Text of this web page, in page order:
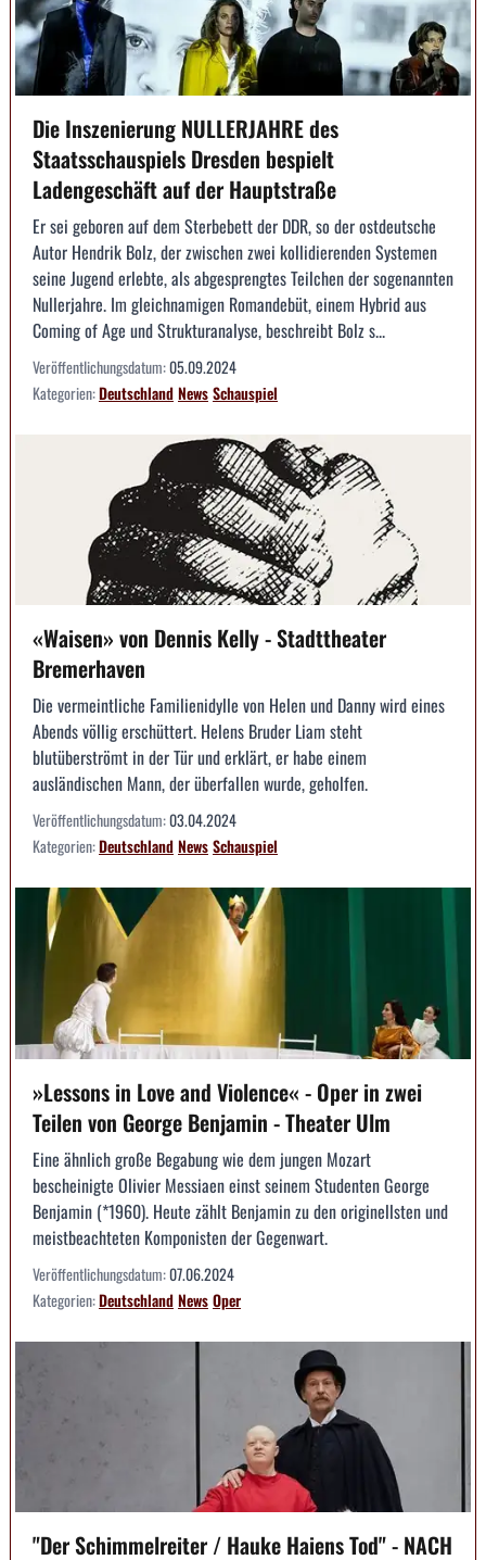
Die Inszenierung NULLERJAHRE des
Staatsschauspiels Dresden bespielt
Ladengeschäft auf der Hauptstraße
Er sei geboren auf dem Sterbebett der DDR, so der ostdeutsche
Autor Hendrik Bolz, der zwischen zwei kollidierenden Systemen
seine Jugend erlebte, als abgesprengtes Teilchen der sogenannten
Nullerjahre. Im gleichnamigen Romandebüt, einem Hybrid aus
Coming of Age und Strukturanalyse, beschreibt Bolz s...
Veröffentlichungsdatum:05.09.2024
Kategorien:DeutschlandNewsSchauspiel
«Waisen» von Dennis Kelly - Stadttheater
Bremerhaven
Die vermeintliche Familienidylle von Helen und Danny wird eines
Abends völlig erschüttert. Helens Bruder Liam steht
blutüberströmt in der Tür und erklärt, er habe einem
ausländischen Mann, der überfallen wurde, geholfen.
Veröffentlichungsdatum:03.04.2024
Kategorien:DeutschlandNewsSchauspiel
»Lessons in Love and Violence« - Oper in zwei
Teilen von George Benjamin - Theater Ulm
Eine ähnlich große Begabung wie dem jungen Mozart
bescheinigte Olivier Messiaen einst seinem Studenten George
Benjamin (*1960). Heute zählt Benjamin zu den originellsten und
meistbeachteten Komponisten der Gegenwart.
Veröffentlichungsdatum:07.06.2024
Kategorien:DeutschlandNewsOper
"Der Schimmelreiter / Hauke Haiens Tod" - NACH